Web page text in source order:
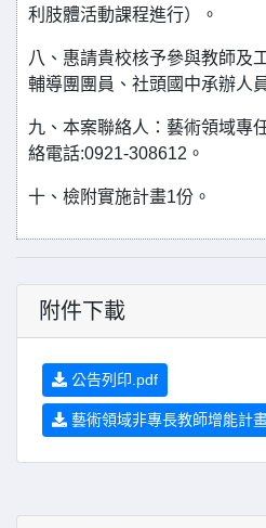
利肢體活動課程進行）。
八、惠請貴校核予參與教師及
輔導團團員、社頭國中承辦人
九、本案聯絡人：藝術領域專
絡電話:0921-308612。
十、檢附實施計畫1份。
附件下載
公告列印.pdf
藝術領域非專長教師增能計